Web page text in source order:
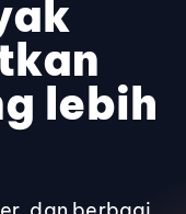
lebih